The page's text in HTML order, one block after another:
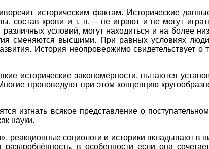
историческим фактам. Исторические
состав крови и т. п.— не играют и не могут
условий, могут находиться и на более
сменяются высшими. При равных условиях
История неопровержимо свидетельствует
исторические закономерности, пытаются
проповедуют при этом концепцию
изгнать всякое представление о
науки.
реакционные социологи и историки вкладывают в
в особенности если она